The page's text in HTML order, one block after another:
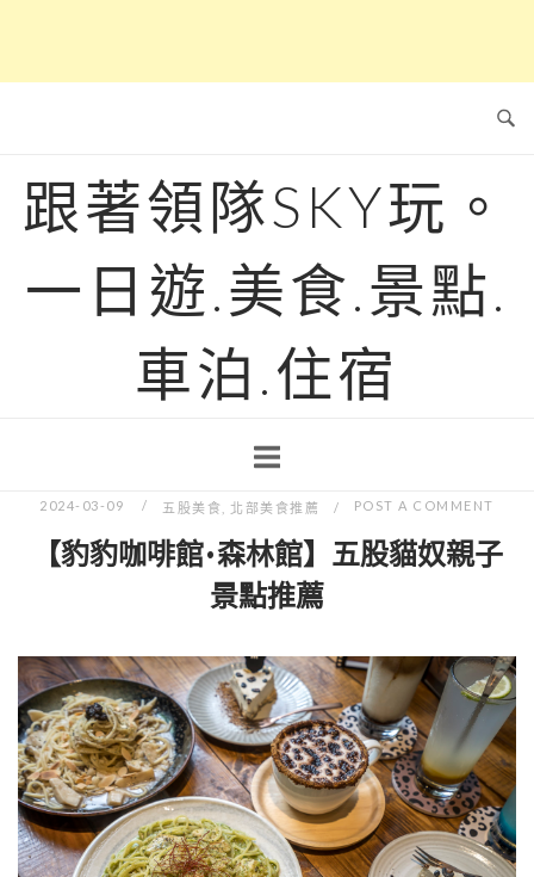
跟著領隊SKY玩。
一日遊.美食.景點.
車泊.住宿
2024-03-09 五股美食 北部美食推薦 POST A COMMENT
【豹豹咖啡館•森林館】五股貓奴親子
景點推薦